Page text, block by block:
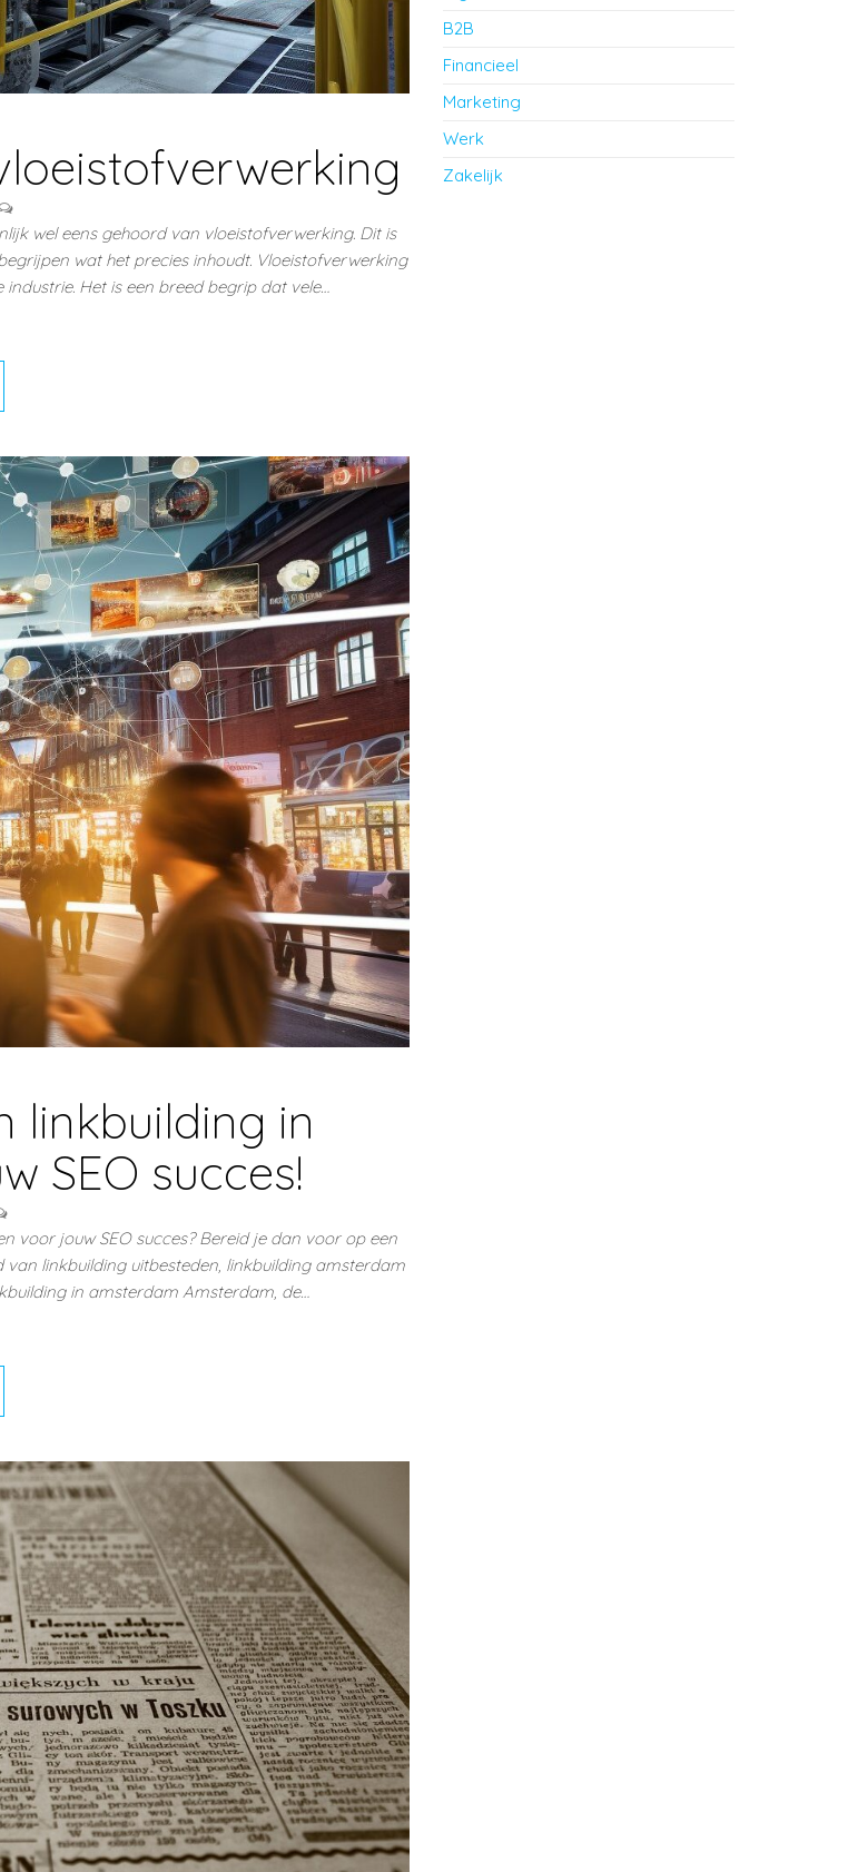
wel eens gehoord van vloeistofverwerking. Dit is
wat het precies inhoudt. Vloeistofverwerking
Het is een breed begrip dat vele…
linkbuilding in
SEO succes!
voor jouw SEO succes? Bereid je dan voor op een
linkbuilding uitbesteden, linkbuilding amsterdam
in amsterdam Amsterdam, de…
B2B
Financieel
Marketing
Werk
Zakelijk